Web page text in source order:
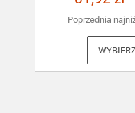
Poprzednia